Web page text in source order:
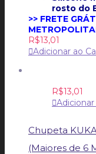
rosto do
>> FRETE
R$13,01
Adicionar ao
R$13,01
Chupeta
(Maiores de 6